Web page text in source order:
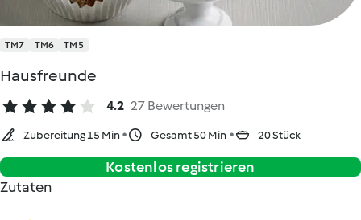
TM7 TM6 TM5
Hausfreunde
4.2 27 Bewertungen
Zubereitung 15 Min Gesamt 50 Min 20 Stück
Kostenlos registrieren
Zutaten